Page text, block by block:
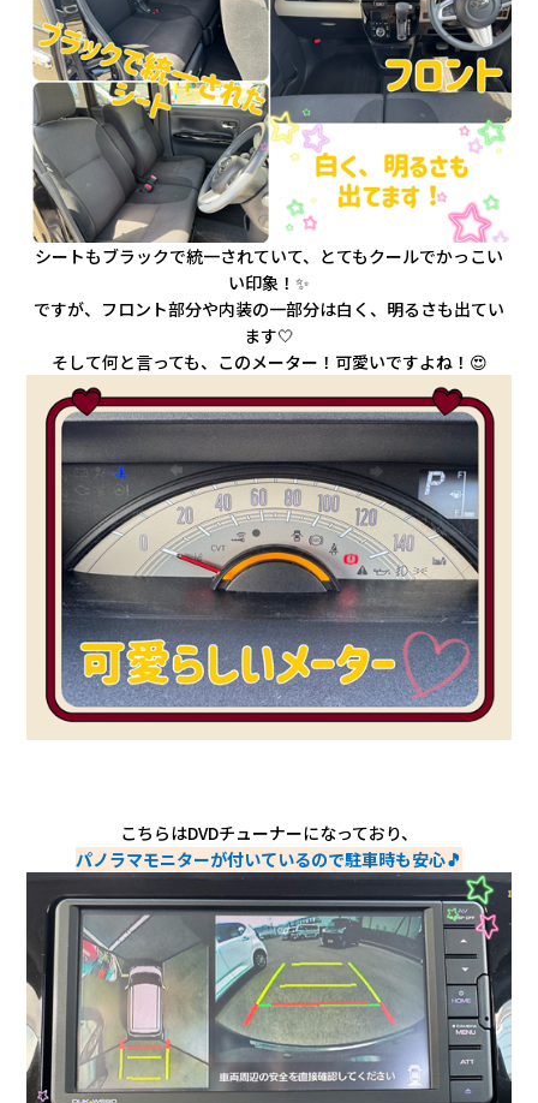
シートもブラックで統一されていて、とてもクールでかっこい
い印象！✨
ですが、フロント部分や内装の一部分は白く、明るさも出てい
ます🤍
そして何と言っても、このメーター！可愛いですよね！😍
こちらはDVDチューナーになっており、
パノラマモニターが付いているので駐車時も安心🎵